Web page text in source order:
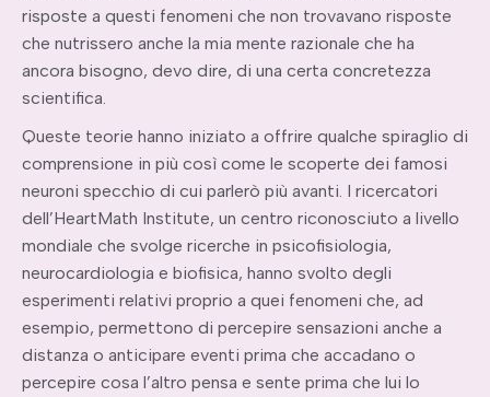
risposte a questi fenomeni che non trovavano risposte
che nutrissero anche la mia mente razionale che ha
ancora bisogno, devo dire, di una certa concretezza
scientifica.
Queste teorie hanno iniziato a offrire qualche spiraglio di
comprensione in più così come le scoperte dei famosi
neuroni specchio di cui parlerò più avanti. I ricercatori
dell’HeartMath Institute, un centro riconosciuto a livello
mondiale che svolge ricerche in psicofisiologia,
neurocardiologia e biofisica, hanno svolto degli
esperimenti relativi proprio a quei fenomeni che, ad
esempio, permettono di percepire sensazioni anche a
distanza o anticipare eventi prima che accadano o
percepire cosa l’altro pensa e sente prima che lui lo